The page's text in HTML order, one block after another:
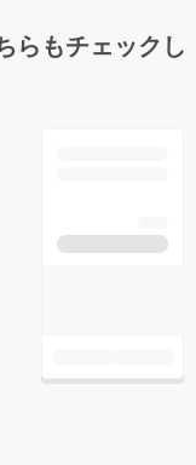
らもチェックし